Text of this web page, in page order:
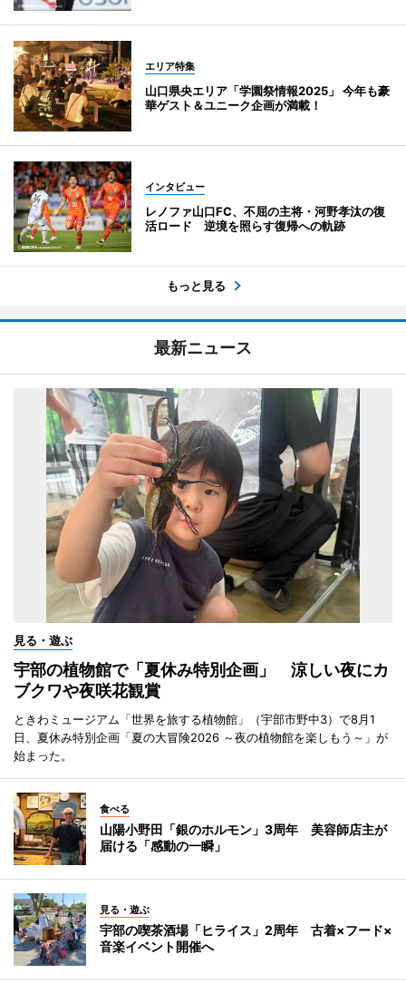
エリア特集
山口県央エリア「学園祭情報2025」 今年も豪
華ゲスト＆ユニーク企画が満載！
インタビュー
レノファ山口FC、不屈の主将・河野孝汰の復
活ロード 逆境を照らす復帰への軌跡
もっと見る
最新ニュース
見る・遊ぶ
宇部の植物館で「夏休み特別企画」 涼しい夜にカ
ブクワや夜咲花観賞
ときわミュージアム「世界を旅する植物館」（宇部市野中3）で8月1
日、夏休み特別企画「夏の大冒険2026 ～夜の植物館を楽しもう～」が
始まった。
食べる
山陽小野田「銀のホルモン」3周年 美容師店主が
届ける「感動の一瞬」
見る・遊ぶ
宇部の喫茶酒場「ヒライス」2周年 古着×フード×
音楽イベント開催へ